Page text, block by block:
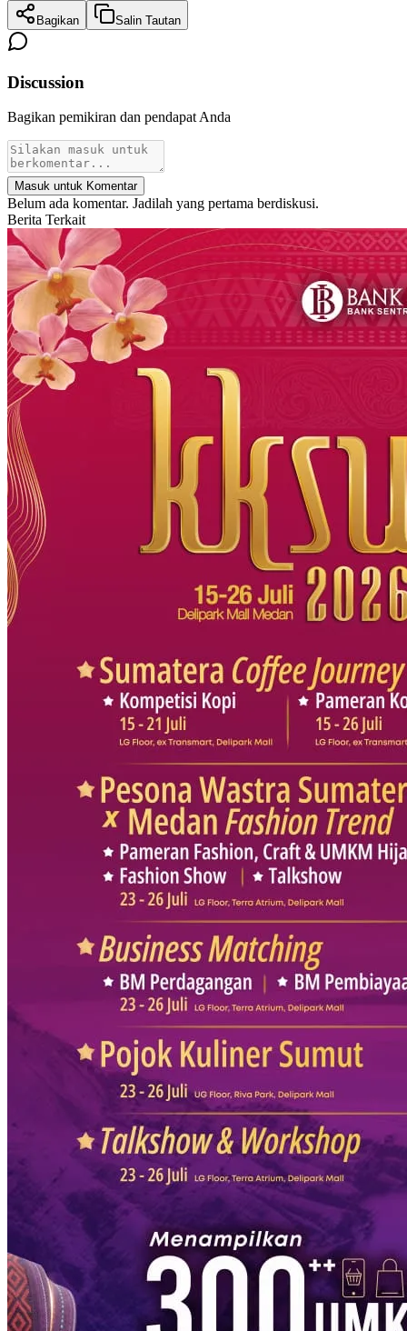
Bagikan Salin Tautan
Discussion
Bagikan pemikiran dan pendapat Anda
Masuk untuk Komentar
Belum ada komentar. Jadilah yang pertama berdiskusi.
Berita Terkait